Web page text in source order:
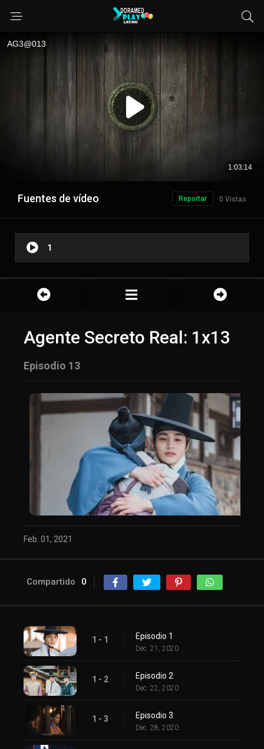
Fuentes de vídeo 0 Vistas
Reportar
1
Agente Secreto Real: 1x13
Episodio 13
Feb. 01, 2021
Compartido 0
1 - 1 Episodio 1
Dec. 21, 2020
1 - 2 Episodio 2
Dec. 22, 2020
1 - 3 Episodio 3
Dec. 28, 2020